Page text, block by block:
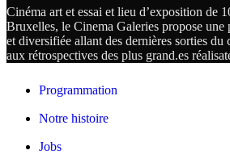
Cinéma art et essai et lieu d’exposition de
Bruxelles, le Cinema Galeries propose
et diversifiée allant des dernières sorties du
aux rétrospectives des plus grand.es
Programmation
Notre histoire
Jobs